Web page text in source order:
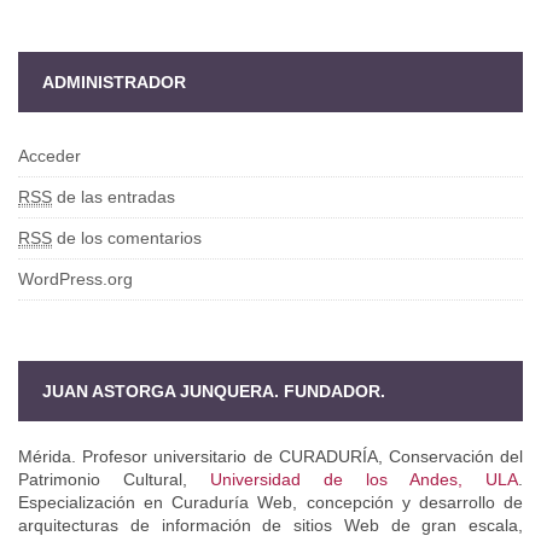
ADMINISTRADOR
Acceder
RSS de las entradas
RSS de los comentarios
WordPress.org
JUAN ASTORGA JUNQUERA. FUNDADOR.
Mérida. Profesor universitario de CURADURÍA, Conservación del
Patrimonio Cultural, Universidad de los Andes, ULA
Especialización en Curaduría Web, concepción y desarrollo de
arquitecturas de información de sitios Web de gran escala,